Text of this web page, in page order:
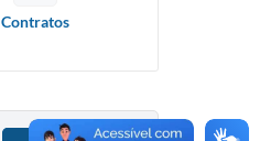
Contratos